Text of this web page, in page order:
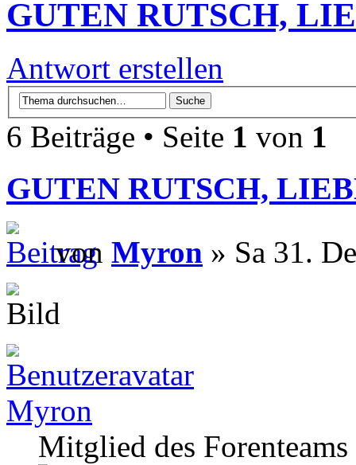
GUTEN RUTSCH,
Antwort erstellen
6 Beiträge • Seite 1 von 1
GUTEN RUTSCH,
von Myron » Sa 31.
Myron
Mitglied des Forenteams